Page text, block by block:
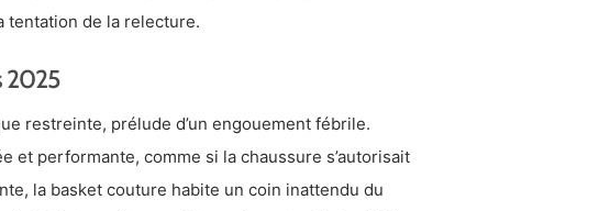
tentation de la relecture.
2025
restreinte, prélude d’un engouement fébrile.
et performante, comme si la chaussure s’autorisait
la basket couture habite un coin inattendu du